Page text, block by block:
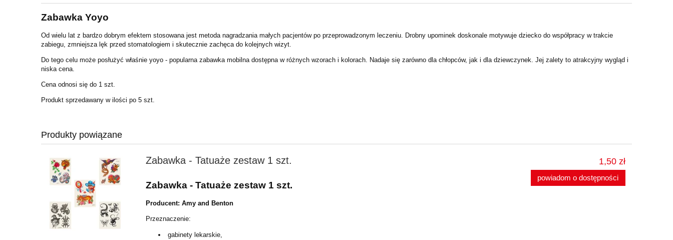
Zabawka Yoyo
Od wielu lat z bardzo dobrym efektem stosowana jest metoda nagradzania małych pacjentów po przeprowadzonym leczeniu. Drobny upominek doskonale motywuje dziecko do współpracy w trakcie
zabiegu, zmniejsza lęk przed stomatologiem i skutecznie zachęca do kolejnych wizyt.
Do tego celu może posłużyć właśnie yoyo - popularna zabawka mobilna dostępna w różnych wzorach i kolorach. Nadaje się zarówno dla chłopców, jak i dla dziewczynek. Jej zalety to atrakcyjny wygląd i
niska cena.
Cena odnosi się do 1 szt.
Produkt sprzedawany w ilości po 5 szt.
Produkty powiązane
Zabawka - Tatuaże zestaw 1 szt.
Zabawka - Tatuaże zestaw 1 szt.
Producent: Amy and Benton
Przeznaczenie:
gabinety lekarskie,
1,50 zł
powiadom o dostępności